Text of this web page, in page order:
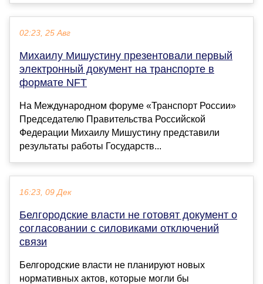
02:23, 25 Авг
Михаилу Мишустину презентовали первый
электронный документ на транспорте в
формате NFT
На Международном форуме «Транспорт России»
Председателю Правительства Российской
Федерации Михаилу Мишустину представили
результаты работы Государств...
16:23, 09 Дек
Белгородские власти не готовят документ о
согласовании с силовиками отключений
связи
Белгородские власти не планируют новых
нормативных актов, которые могли бы